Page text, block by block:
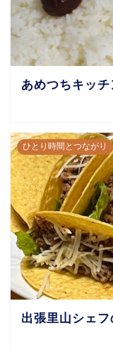
あめつちキッ
ひとり時間とつながり
出張里山シェ